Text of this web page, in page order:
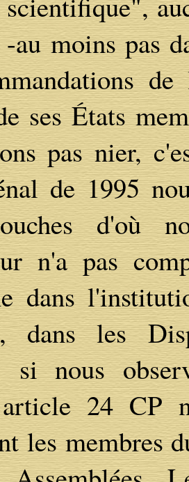
au moins pas
ses États
pas nier,
de 1995
d'où
n'a pas
dans
dans les
si nous
24 CP
les membres